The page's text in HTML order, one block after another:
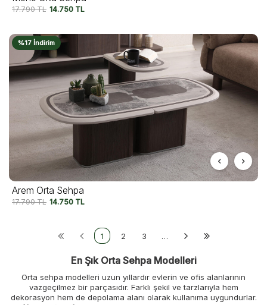
17.790TL 14.750 TL
%17 İndirim
Arem Orta Sehpa
17.790TL 14.750 TL
1 2 3 …
En Şık Orta Sehpa Modelleri
Orta sehpa modelleri uzun yıllardır evlerin ve ofis alanlarının
vazgeçilmez bir parçasıdır. Farklı şekil ve tarzlarıyla hem
dekorasyon hem de depolama alanı olarak kullanıma uygundurlar.